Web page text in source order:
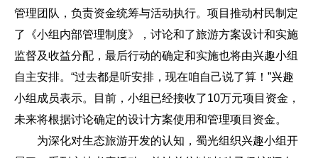
管理团队，负责资金统筹与活动执行。项目推动村民制定
了《小组内部管理制度》，讨论和了旅游方案设计和实施
监督及收益分配，最后行动的确定和实施也将由兴趣小组
自主安排。“过去都是听安排，现在咱自己说了算！”兴趣
小组成员表示。目前，小组已经接收了10万元项目资金，
未来将根据讨论确定的设计方案使用和管理项目资金。
为深化对生态旅游开发的认知，蜀光组织兴趣小组开